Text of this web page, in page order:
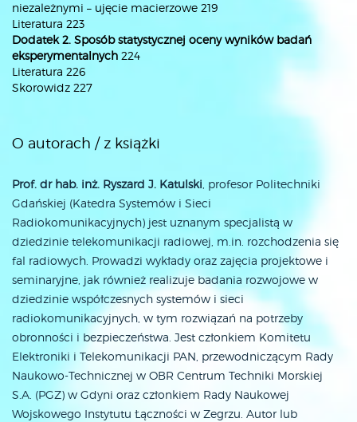
niezależnymi – ujęcie macierzowe 219
Literatura 223
Dodatek 2. Sposób statystycznej oceny wyników badań
eksperymentalnych 224
Literatura 226
Skorowidz 227
O autorach / z książki
Prof. dr hab. inż. Ryszard J. Katulski , profesor Politechniki
Gdańskiej (Katedra Systemów i Sieci
Radiokomunikacyjnych) jest uznanym specjalistą w
dziedzinie telekomunikacji radiowej, m.in. rozchodzenia się
fal radiowych. Prowadzi wykłady oraz zajęcia projektowe i
seminaryjne, jak również realizuje badania rozwojowe w
dziedzinie współczesnych systemów i sieci
radiokomunikacyjnych, w tym rozwiązań na potrzeby
obronności i bezpieczeństwa. Jest członkiem Komitetu
Elektroniki i Telekomunikacji PAN, przewodniczącym Rady
Naukowo-Technicznej w OBR Centrum Techniki Morskiej
S.A. (PGZ) w Gdyni oraz członkiem Rady Naukowej
Wojskowego Instytutu Łączności w Zegrzu. Autor lub